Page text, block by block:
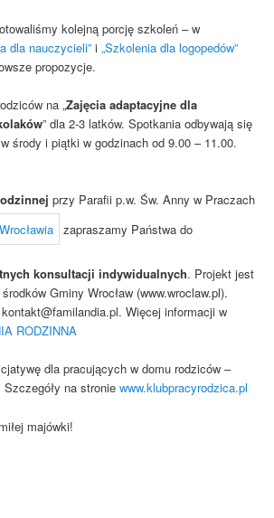
kolejną porcję szkoleń – w
dla nauczycieli” i „Szkolenia dla logopedów”
propozycje.
na „Zajęcia adaptacyjne dla
” dla 2-3 latków. Spotkania odbywają się
środy i piątki w godzinach od 9.00 – 11.00.
przy Parafii p.w. Św. Anny w Praczach
zapraszamy Państwa do
konsultacji indywidualnych. Projekt jest
Gminy Wrocław (www.wroclaw.pl).
Więcej informacji w
RODZINNA
dla pracujących w domu rodziców –
Szczegóły na stronie www.klubpracyrodzica.pl
majówki!